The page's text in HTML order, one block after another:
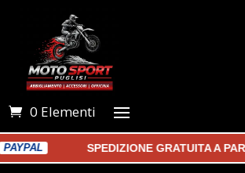
0 Elementi
SPEDIZIONE GRATUITA A